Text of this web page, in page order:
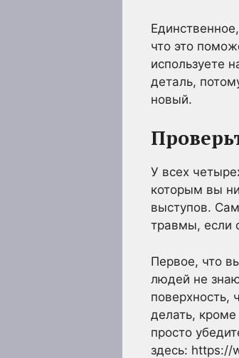
что это
используете
деталь,
новый.
У всех
которым вы
выступов.
травмы, если
Первое, что
людей не
поверхность,
делать,
просто
здесь: https://